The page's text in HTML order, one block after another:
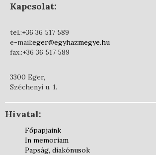
Kapcsolat:
tel.:+36 36 517 589
e-mail:eger@egyhazmegye.hu
fax.:+36 36 517 589
3300 Eger,
Széchenyi u. 1.
Hivatal:
Főpapjaink
In memoriam
Papság, diakónusok